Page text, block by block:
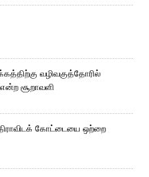
வழிவகுத்தோரில்
சூறாவளி
கோட்டையை ஒற்றை